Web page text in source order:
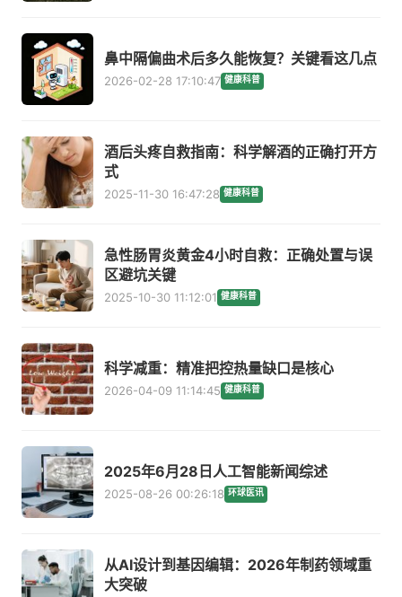
鼻中隔偏曲术后多久能恢复？关键看这几点
2026-02-28 17:10:47 健康科普
酒后头疼自救指南：科学解酒的正确打开方
式
2025-11-30 16:47:28 健康科普
急性肠胃炎黄金4小时自救：正确处置与误
区避坑关键
2025-10-30 11:12:01 健康科普
科学减重：精准把控热量缺口是核心
2026-04-09 11:14:45 健康科普
2025年6月28日人工智能新闻综述
2025-08-26 00:26:18 环球医讯
从AI设计到基因编辑：2026年制药领域重
大突破